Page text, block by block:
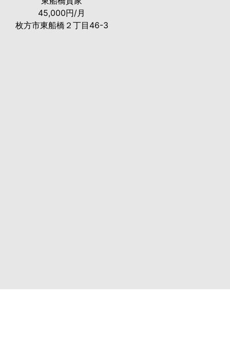
45,000円/月
枚方市東船橋２丁目46-3